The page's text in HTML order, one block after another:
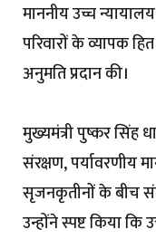
माननीय उच्च
परिवारों के व्यापक
अनुमति प्रदान की।
मुख्यमंत्री पुष्कर सिंह
संरक्षण, पर्यावरणीय
सृजनकृतीनों के बीच
उन्होंने स्पष्ट किया